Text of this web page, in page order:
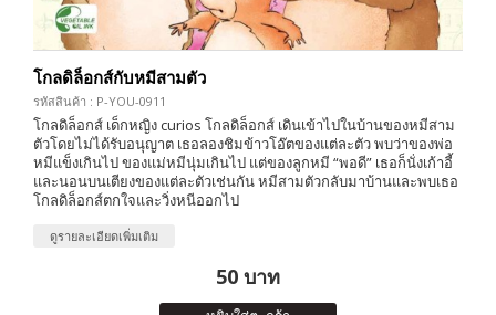
โกลดิล็อกส์กับหมีสามตัว
รหัสสินค้า : P-YOU-0911
โกลดิล็อกส์ เด็กหญิง curios โกลดิล็อกส์ เดินเข้าไปในบ้านของหมีสาม
ตัวโดยไม่ได้รับอนุญาต เธอลองชิมข้าวโอ๊ตของแต่ละตัว พบว่าของพ่อ
หมีแข็งเกินไป ของแม่หมีนุ่มเกินไป แต่ของลูกหมี “พอดี” เธอก็นั่งเก้าอี้
และนอนบนเตียงของแต่ละตัวเช่นกัน หมีสามตัวกลับมาบ้านและพบเธอ
โกลดิล็อกส์ตกใจและวิ่งหนีออกไป
ดูรายละเอียดเพิ่มเติม
50 บาท